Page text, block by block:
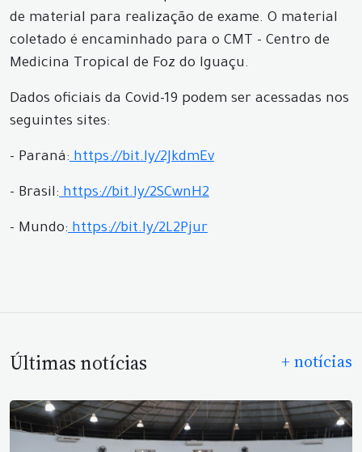
de material para realização de exame. O material
coletado é encaminhado para o CMT - Centro de
Medicina Tropical de Foz do Iguaçu.
Dados oficiais da Covid-19 podem ser acessadas nos
seguintes sites:
- Paraná:https://bit.ly/2JkdmEv
- Brasil:https://bit.ly/2SCwnH2
- Mundo:https://bit.ly/2L2Pjur
Últimas notícias + notícias